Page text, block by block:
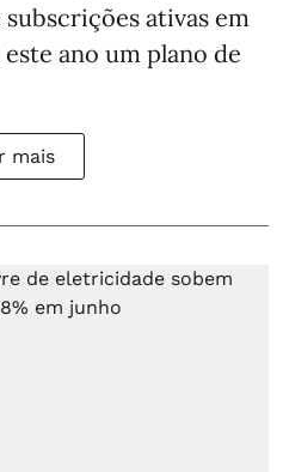
ativas em
ano um plano de
mais